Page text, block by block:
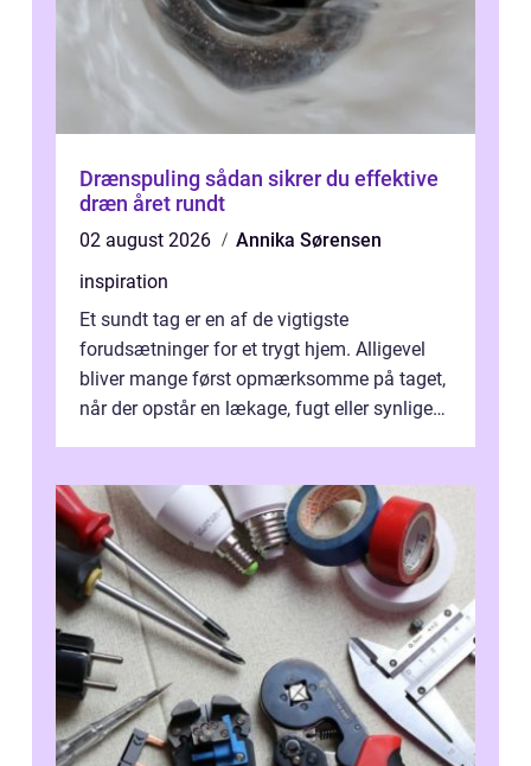
Drænspuling sådan sikrer du effektive
dræn året rundt
02 august 2026
Annika Sørensen
inspiration
Et sundt tag er en af de vigtigste
forudsætninger for et trygt hjem. Alligevel
bliver mange først opmærksomme på taget,
når der opstår en lækage, fugt eller synlige